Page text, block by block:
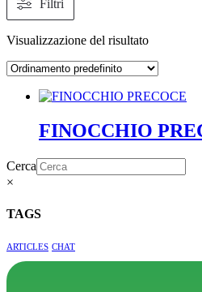
Filtri
Visualizzazione del risultato
FINOCCHIO
Cerca
×
TAGS
ARTICLES CHAT